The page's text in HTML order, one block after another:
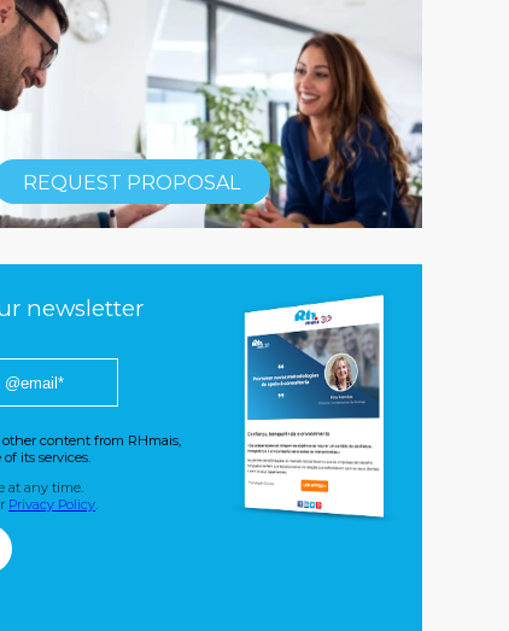
REQUEST PROPOSAL
newsletter
other content from RHmais,
its services.
at any time.
Privacy Policy.